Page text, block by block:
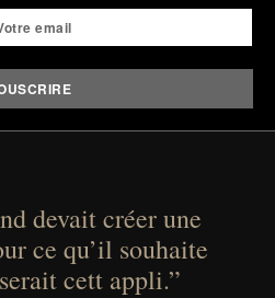
coexist.
by Collars & Co.
devait créer une
ce qu’il souhaite
cett appli.”